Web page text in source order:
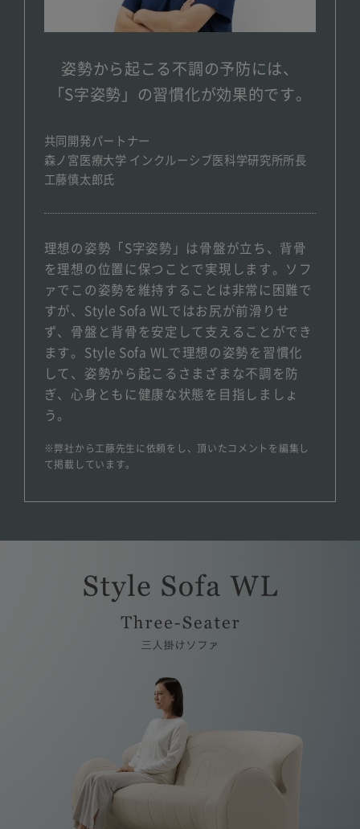
姿勢から起こる不調の予防には、
「S字姿勢」の習慣化が効果的です。
共同開発パートナー
森ノ宮医療大学 インクルーシブ医科学研究所所長
工藤慎太郎氏
理想の姿勢「S字姿勢」は骨盤が立ち、背骨
を理想の位置に保つことで実現します。ソフ
ァでこの姿勢を維持することは非常に困難で
すが、Style Sofa WLではお尻が前滑りせ
ず、骨盤と背骨を安定して支えることができ
ます。Style Sofa WLで理想の姿勢を習慣化
して、姿勢から起こるさまざまな不調を防
ぎ、心身ともに健康な状態を目指しましょ
う。
※弊社から工藤先生に依頼をし、頂いたコメントを編集し
て掲載しています。